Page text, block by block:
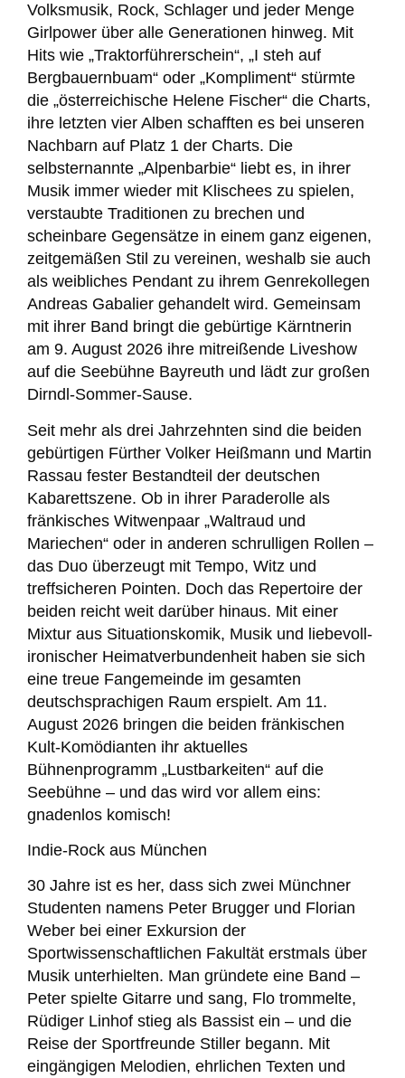
Volksmusik, Rock, Schlager und jeder Menge
Girlpower über alle Generationen hinweg. Mit
Hits wie „Traktorführerschein“, „I steh auf
Bergbauernbuam“ oder „Kompliment“ stürmte
die „österreichische Helene Fischer“ die Charts,
ihre letzten vier Alben schafften es bei unseren
Nachbarn auf Platz 1 der Charts. Die
selbsternannte „Alpenbarbie“ liebt es, in ihrer
Musik immer wieder mit Klischees zu spielen,
verstaubte Traditionen zu brechen und
scheinbare Gegensätze in einem ganz eigenen,
zeitgemäßen Stil zu vereinen, weshalb sie auch
als weibliches Pendant zu ihrem Genrekollegen
Andreas Gabalier gehandelt wird. Gemeinsam
mit ihrer Band bringt die gebürtige Kärntnerin
am 9. August 2026 ihre mitreißende Liveshow
auf die Seebühne Bayreuth und lädt zur großen
Dirndl-Sommer-Sause.
Seit mehr als drei Jahrzehnten sind die beiden
gebürtigen Fürther Volker Heißmann und Martin
Rassau fester Bestandteil der deutschen
Kabarettszene. Ob in ihrer Paraderolle als
fränkisches Witwenpaar „Waltraud und
Mariechen“ oder in anderen schrulligen Rollen –
das Duo überzeugt mit Tempo, Witz und
treffsicheren Pointen. Doch das Repertoire der
beiden reicht weit darüber hinaus. Mit einer
Mixtur aus Situationskomik, Musik und liebevoll-
ironischer Heimatverbundenheit haben sie sich
eine treue Fangemeinde im gesamten
deutschsprachigen Raum erspielt. Am 11.
August 2026 bringen die beiden fränkischen
Kult-Komödianten ihr aktuelles
Bühnenprogramm „Lustbarkeiten“ auf die
Seebühne – und das wird vor allem eins:
gnadenlos komisch!
Indie-Rock aus München
30 Jahre ist es her, dass sich zwei Münchner
Studenten namens Peter Brugger und Florian
Weber bei einer Exkursion der
Sportwissenschaftlichen Fakultät erstmals über
Musik unterhielten. Man gründete eine Band –
Peter spielte Gitarre und sang, Flo trommelte,
Rüdiger Linhof stieg als Bassist ein – und die
Reise der Sportfreunde Stiller begann. Mit
eingängigen Melodien, ehrlichen Texten und